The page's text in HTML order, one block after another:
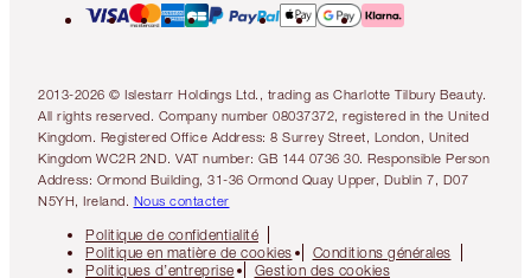
2013-2026 © Islestarr Holdings Ltd., trading as Charlotte Tilbury Beauty.
All rights reserved. Company number 08037372, registered in the United
Kingdom. Registered Office Address: 8 Surrey Street, London, United
Kingdom WC2R 2ND. VAT number: GB 144 0736 30. Responsible Person
Address: Ormond Building, 31-36 Ormond Quay Upper, Dublin 7, D07
N5YH, Ireland. Nous contacter
Politique de confidentialité
Politique en matière de cookies
Conditions générales
Politiques d’entreprise
Gestion des cookies